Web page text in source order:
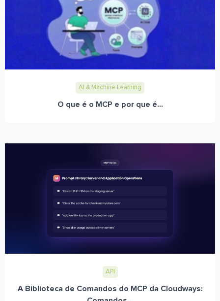
AI & Machine Learning
O que é o MCP e por que é...
API
A Biblioteca de Comandos do MCP da Cloudways: